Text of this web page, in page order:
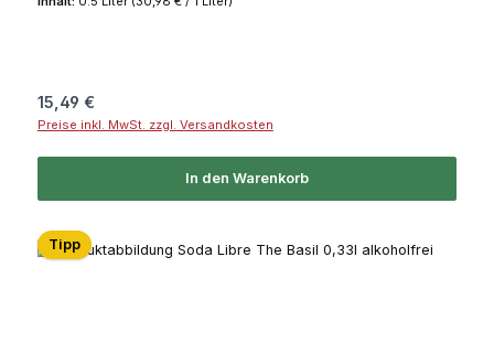
Regulärer Preis:
15,49 €
Preise inkl. MwSt. zzgl. Versandkosten
In den Warenkorb
Tipp